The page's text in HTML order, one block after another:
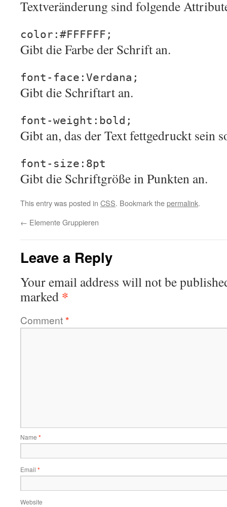
Textveränderung sind folgende
color:#FFFFFF;
Gibt die Farbe der Schrift an.
font-face:Verdana;
Gibt die Schriftart an.
font-weight:bold;
Gibt an, das der Text fettgedruckt sein
font-size:8pt
Gibt die Schriftgröße in Punkten an.
This entry was posted in CSS. Bookmark thepermalink.
← Elemente Gruppieren
Leave a Reply
Your email address will not be
marked *
Comment*
Name *
Email *
Website